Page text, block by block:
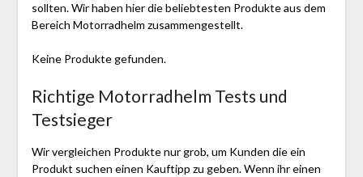
sollten. Wir haben hier die beliebtesten Produkte aus dem
Bereich Motorradhelm zusammengestellt.
Keine Produkte gefunden.
Richtige Motorradhelm Tests und
Testsieger
Wir vergleichen Produkte nur grob, um Kunden die ein
Produkt suchen einen Kauftipp zu geben. Wenn ihr einen